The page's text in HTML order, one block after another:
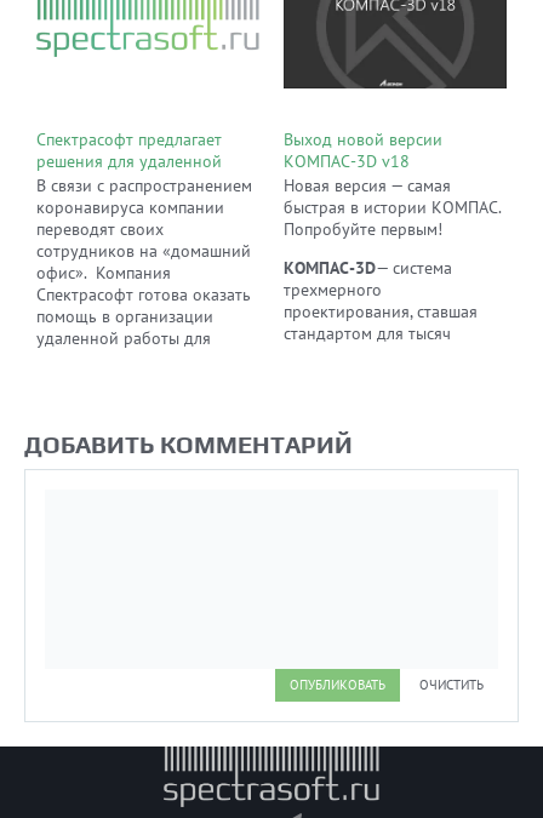
Спектрасофт предлагает
решения для удаленной
работы
В связи с распространением
коронавируса компании
переводят своих
сотрудников на «домашний
офис». Компания
Спектрасофт готова оказать
помощь в организации
удаленной работы для
финансовых издержек
Выход новой версии
КОМПАС-3D v18
Новая версия — самая
быстрая в истории КОМПАС.
Попробуйте первым!
КОМПАС-3D— система
трехмерного
проектирования, ставшая
стандартом для тысяч
функциональными
возможностями
ДОБАВИТЬ КОММЕНТАРИЙ
ОПУБЛИКОВАТЬ ОЧИСТИТЬ